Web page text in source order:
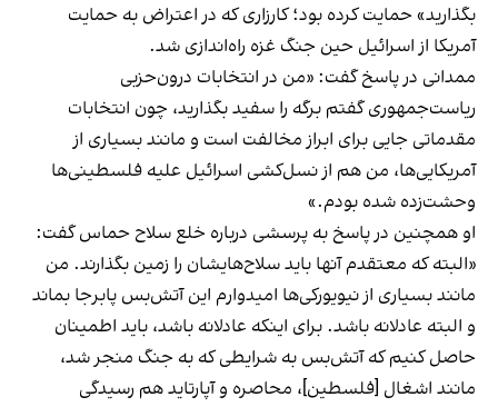
بگذارید» حمایت کرده بود؛ کارزاری که در اعتراض به حمایت
آمریکا از اسرائیل حین جنگ غزه راه‌اندازی شد.
ممدانی در پاسخ گفت: «من در انتخابات درون‌حزبی
ریاست‌جمهوری گفتم برگه را سفید بگذارید، چون انتخابات
مقدماتی جایی برای ابراز مخالفت است و مانند بسیاری از
آمریکایی‌ها، من هم از نسل‌کشی اسرائیل علیه فلسطینی‌ها
وحشت‌زده شده بودم.»
او همچنین در پاسخ به پرسشی درباره خلع سلاح حماس گفت:
«البته که معتقدم آنها باید سلاح‌هایشان را زمین بگذارند. من
مانند بسیاری از نیویورکی‌ها امیدوارم این آتش‌بس پابرجا بماند
و البته عادلانه باشد. برای اینکه عادلانه باشد، باید اطمینان
حاصل کنیم که آتش‌بس به شرایطی که به جنگ منجر شد،
مانند اشغال [فلسطین]، محاصره و آپارتاید هم رسیدگی